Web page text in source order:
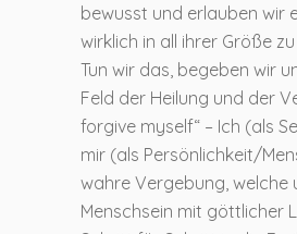
bewusst und erlauben wir
wirklich in all ihrer Größe
Tun wir das, begeben wir
Feld der Heilung und der
forgive myself“ – Ich (als
mir (als Persönlichkeit/
wahre Vergebung, welche
Menschsein mit göttlicher